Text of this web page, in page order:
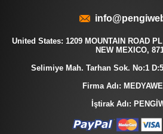
United States: 1209 MOUNTAIN ROAD
NEW MEXICO,
Selimiye Mah. Tarhan Sok. No:1
Firma Adı:
İştirak Adı: